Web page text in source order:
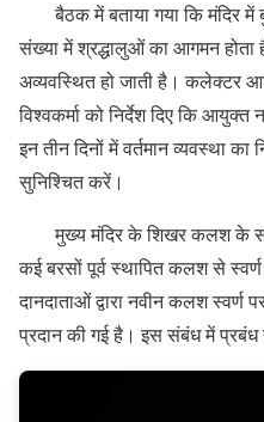
बैठक में बताया गया कि मंदिर में
संख्या में श्रद्धालुओं का आगमन होता
अव्यवस्थित हो जाती है। कलेक्टर
विश्वकर्मा को निर्देश दिए कि
इन तीन दिनों में वर्तमान व्यवस्था
सुनिश्चित करें।
मुख्य मंदिर के शिखर कलश के
कई बरसों पूर्व स्थापित कलश से
दानदाताओं द्वारा नवीन कलश स्वर्ण
प्रदान की गई है। इस संबंध में प्रबंध